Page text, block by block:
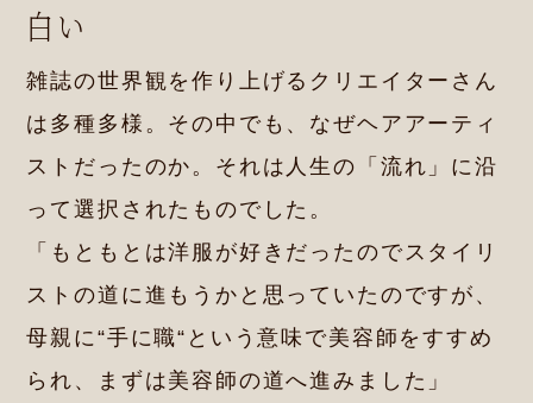
白い
雑誌の世界観を作り上げるクリエイターさん
は多種多様。その中でも、なぜヘアアーティ
ストだったのか。それは人生の「流れ」に沿
って選択されたものでした。
「もともとは洋服が好きだったのでスタイリ
ストの道に進もうかと思っていたのですが、
母親に“手に職“という意味で美容師をすすめ
られ、まずは美容師の道へ進みました」